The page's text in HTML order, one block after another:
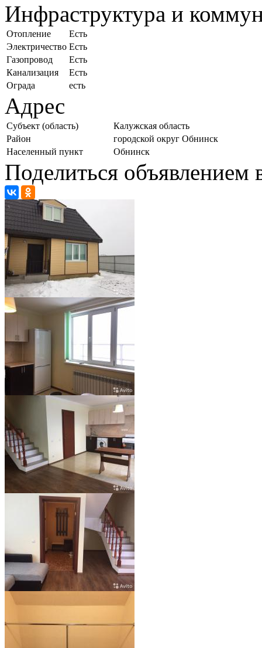
Инфраструктура и
Отопление
Есть
Электричество Есть
Газопровод
Есть
Канализация
Есть
Ограда
есть
Адрес
Субъект (область)
Калужская область
Район
городской округ Обнинск
Населенный пункт
Обнинск
Поделиться объявлением